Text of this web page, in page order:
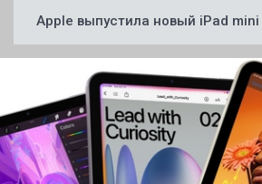
Apple выпустила новый iPad mini